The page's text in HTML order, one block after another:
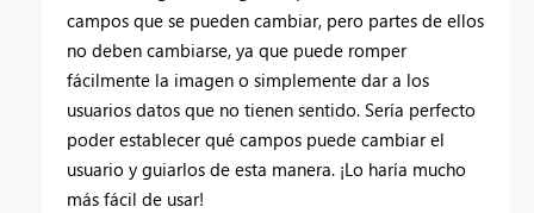
campos que se pueden cambiar, pero partes de ellos
no deben cambiarse, ya que puede romper
fácilmente la imagen o simplemente dar a los
usuarios datos que no tienen sentido. Sería perfecto
poder establecer qué campos puede cambiar el
usuario y guiarlos de esta manera. ¡Lo haría mucho
más fácil de usar!